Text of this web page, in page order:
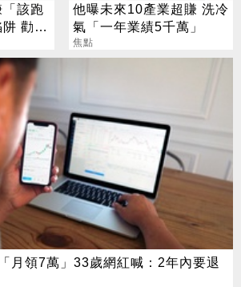
該跑
勸調
他曝未來10產業超賺 洗冷
氣「一年業績5千萬」
焦點
月領7萬」33歲網紅喊：2年內要退